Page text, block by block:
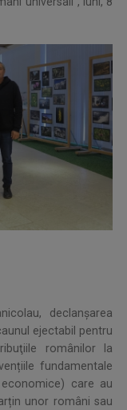
declanșarea
ejectabil pentru
românilor la
fundamentale
care au
unor români sau